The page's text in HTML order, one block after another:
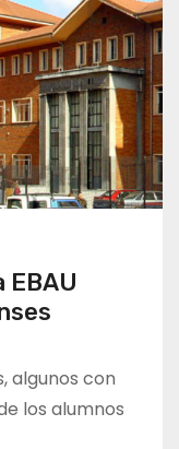
EBAU
algunos con
los alumnos